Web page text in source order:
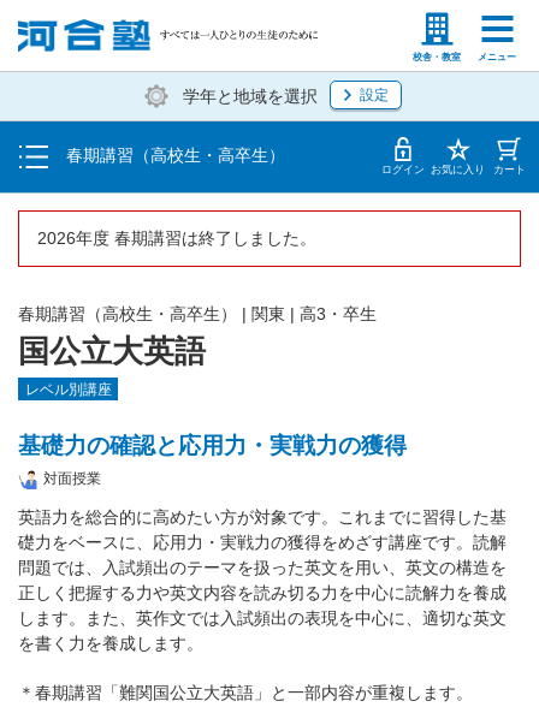
校舎・教室 メニュー
塾生の方 高等学校の先生
学年と地域を選択 設定
春期講習（高校生・高卒生）
受講料・お申し込み方法
受講開始までの流れ
校舎・教室一覧 ログイン お気に入り カート
2026年度 春期講習は終了しました。
国公立大英語
春期講習（高校生・高卒生） | 関東 | 高3・卒生
レベル別講座
基礎力の確認と応用力・実戦力の獲得
対面授業
英語力を総合的に高めたい方が対象です。これまでに習得した基
礎力をベースに、応用力・実戦力の獲得をめざす講座です。読解
問題では、入試頻出のテーマを扱った英文を用い、英文の構造を
正しく把握する力や英文内容を読み切る力を中心に読解力を養成
します。また、英作文では入試頻出の表現を中心に、適切な英文
を書く力を養成します。
＊春期講習「難関国公立大英語」と一部内容が重複します。